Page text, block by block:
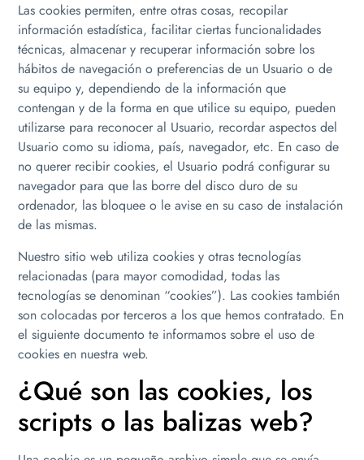
Las cookies permiten, entre otras cosas, recopilar
información estadística, facilitar ciertas funcionalidades
técnicas, almacenar y recuperar información sobre los
hábitos de navegación o preferencias de un Usuario o de
su equipo y, dependiendo de la información que
contengan y de la forma en que utilice su equipo, pueden
utilizarse para reconocer al Usuario, recordar aspectos del
Usuario como su idioma, país, navegador, etc. En caso de
no querer recibir cookies, el Usuario podrá configurar su
navegador para que las borre del disco duro de su
ordenador, las bloquee o le avise en su caso de instalación
de las mismas.
Nuestro sitio web utiliza cookies y otras tecnologías
relacionadas (para mayor comodidad, todas las
tecnologías se denominan “cookies”). Las cookies también
son colocadas por terceros a los que hemos contratado. En
el siguiente documento te informamos sobre el uso de
cookies en nuestra web.
¿Qué son las cookies, los
scripts o las balizas web?